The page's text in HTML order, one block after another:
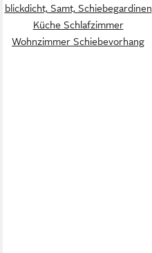
blickdicht, Samt, Schiebegardinen
Küche Schlafzimmer
Wohnzimmer Schiebevorhang